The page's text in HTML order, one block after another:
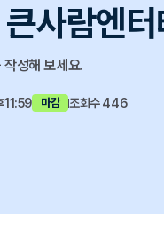
사람엔
작성해 보세요.
마감 조회수 446